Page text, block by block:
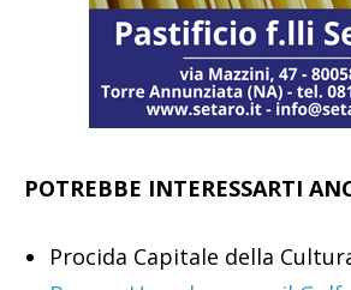
POTREBBE INTERESSARTI
Procida Capitale della